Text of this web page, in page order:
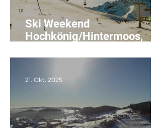
Ski Weekend
Hochkönig/Hintermoos,
21. Okt. 2025